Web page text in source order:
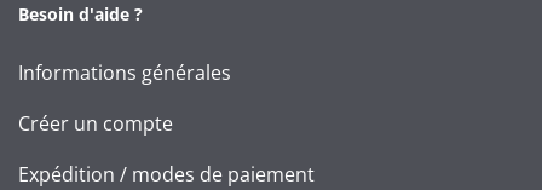
Besoin d'aide ?
Informations générales
Créer un compte
Expédition / modes de paiement